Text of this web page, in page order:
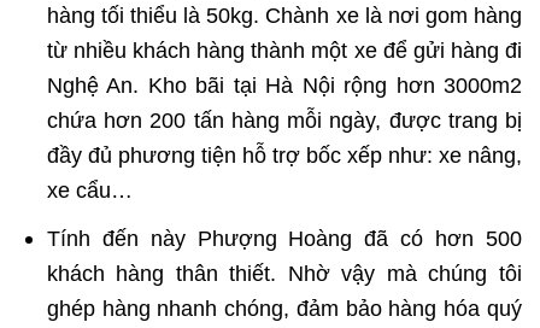
hàng tối thiểu là 50kg. Chành xe là nơi gom hàng
từ nhiều khách hàng thành một xe để gửi hàng đi
Nghệ An. Kho bãi tại Hà Nội rộng hơn 3000m2
chứa hơn 200 tấn hàng mỗi ngày, được trang bị
đầy đủ phương tiện hỗ trợ bốc xếp như: xe nâng,
xe cẩu…
Tính đến này Phượng Hoàng đã có hơn 500
khách hàng thân thiết. Nhờ vậy mà chúng tôi
ghép hàng nhanh chóng, đảm bảo hàng hóa quý